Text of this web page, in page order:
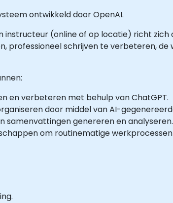
ontwikkeld door OpenAI.
instructeur (online of op locatie) richt
professioneel schrijven te verbeteren,
en verbeteren met behulp van ChatGPT.
door middel van AI-
samenvattingen genereren en analyseren.
om routinematige